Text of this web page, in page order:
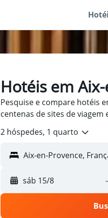
Hotéis em
Pesquise e compare hotéis
centenas de sites de viagem
2 hóspedes, 1 quarto
sáb 15/8 -